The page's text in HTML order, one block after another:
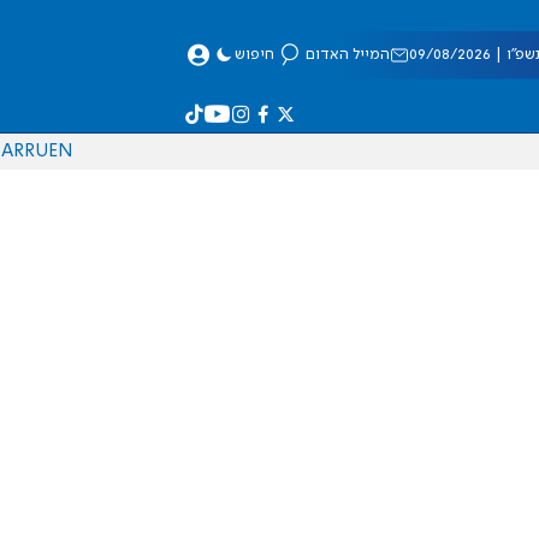
08/2026 המייל האדום חיפוש
EN
RU
AR